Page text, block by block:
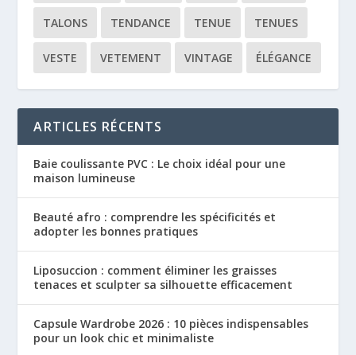
TALONS TENDANCE TENUE TENUES
VESTE VETEMENT VINTAGE ÉLÉGANCE
ARTICLES RÉCENTS
Baie coulissante PVC : Le choix idéal pour une
maison lumineuse
Beauté afro : comprendre les spécificités et
adopter les bonnes pratiques
Liposuccion : comment éliminer les graisses
tenaces et sculpter sa silhouette efficacement
Capsule Wardrobe 2026 : 10 pièces indispensables
pour un look chic et minimaliste